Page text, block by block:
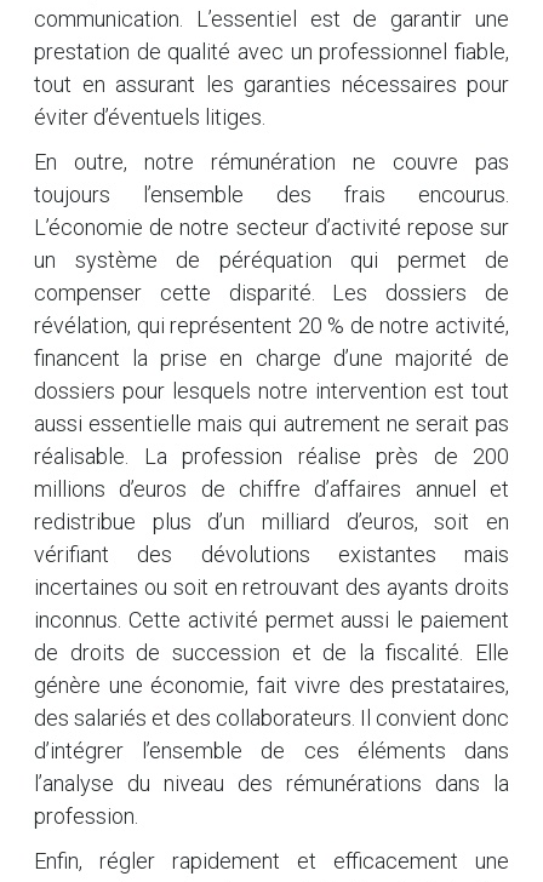
communication. L’essentiel est de garantir une
prestation de qualité avec un professionnel fiable,
tout en assurant les garanties nécessaires pour
éviter d’éventuels litiges.
En outre, notre rémunération ne couvre pas
toujours l’ensemble des frais encourus.
L’économie de notre secteur d’activité repose sur
un système de péréquation qui permet de
compenser cette disparité. Les dossiers de
révélation, qui représentent 20 % de notre activité,
financent la prise en charge d’une majorité de
dossiers pour lesquels notre intervention est tout
aussi essentielle mais qui autrement ne serait pas
réalisable. La profession réalise près de 200
millions d’euros de chiffre d’affaires annuel et
redistribue plus d’un milliard d’euros, soit en
vérifiant des dévolutions existantes mais
incertaines ou soit en retrouvant des ayants droits
inconnus. Cette activité permet aussi le paiement
de droits de succession et de la fiscalité. Elle
génère une économie, fait vivre des prestataires,
des salariés et des collaborateurs. Il convient donc
d’intégrer l’ensemble de ces éléments dans
l’analyse du niveau des rémunérations dans la
profession.
Enfin, régler rapidement et efficacement une